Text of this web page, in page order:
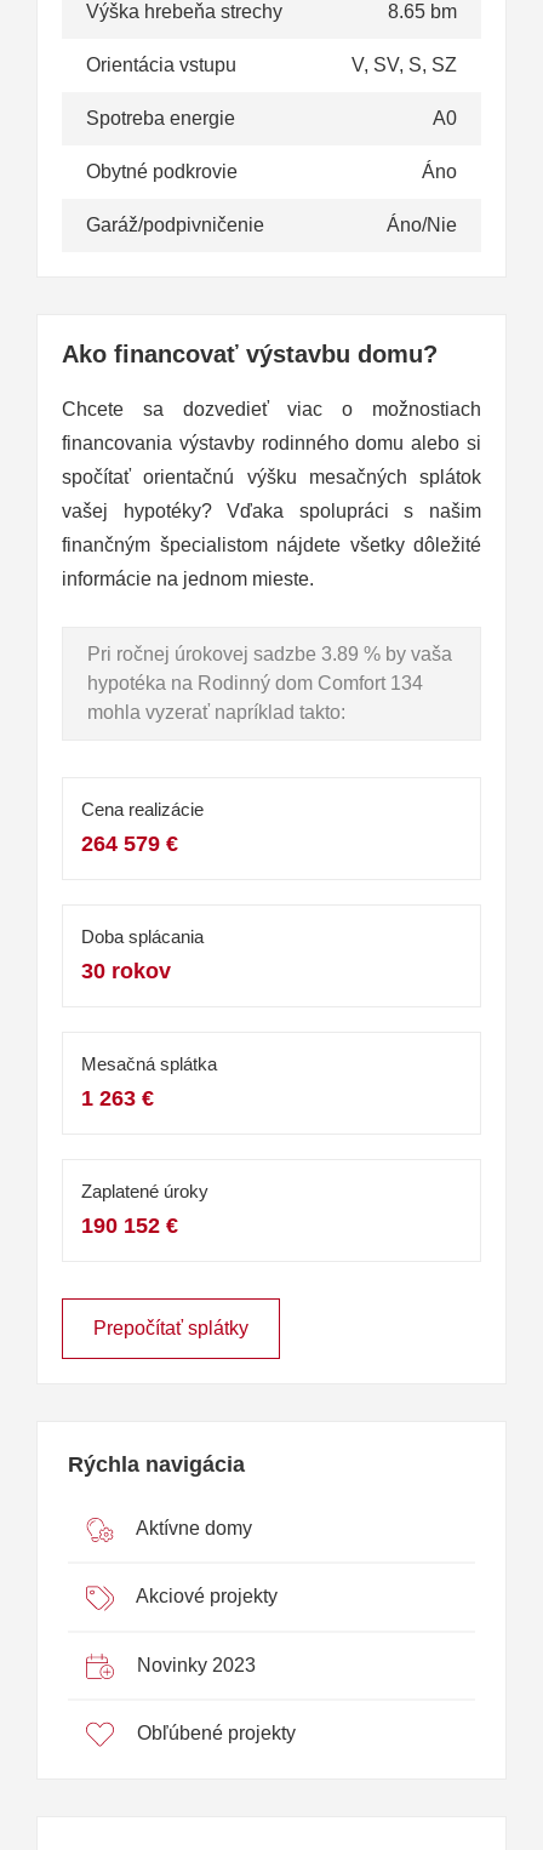
Výška hrebeňa strechy 8.65 bm
Orientácia vstupu V, SV, S, SZ
Spotreba energie A0
Obytné podkrovie Áno
Garáž/podpivničenie Áno/Nie
Ako financovať výstavbu domu?
Chcete sa dozvedieť viac o možnostiach
financovania výstavby rodinného domu alebo si
spočítať orientačnú výšku mesačných splátok
vašej hypotéky? Vďaka spolupráci s našim
finančným špecialistom nájdete všetky dôležité
informácie na jednom mieste.
Pri ročnej úrokovej sadzbe 3.89 % by vaša
hypotéka na Rodinný dom Comfort 134
mohla vyzerať napríklad takto:
Cena realizácie
264 579 €
Doba splácania
30 rokov
Mesačná splátka
1 263 €
Zaplatené úroky
190 152 €
Prepočítať splátky
Rýchla navigácia
Aktívne domy
Akciové projekty
Novinky 2023
Obľúbené projekty